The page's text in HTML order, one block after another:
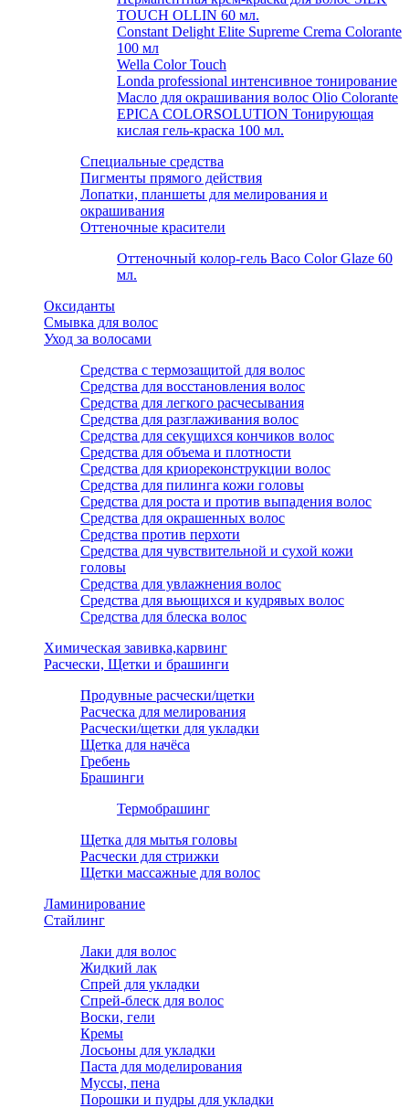
TOUCH OLLIN 60 мл.
Constant Delight Elite Supreme Crema Colorante
100 мл
Wella Color Touch
Londa professional интенсивное тонирование
Масло для окрашивания волос Olio Colorante
EPICA COLORSOLUTION Тонирующая
кислая гель-краска 100 мл.
Специальные средства
Пигменты прямого действия
Лопатки, планшеты для мелирования и
окрашивания
Оттеночные красители
Оттеночный колор-гель Baco Color Glaze 60
мл.
Оксиданты
Смывка для волос
Уход за волосами
Средства с термозащитой для волос
Средства для восстановления волос
Средства для легкого расчесывания
Средства для разглаживания волос
Средства для секущихся кончиков волос
Средства для объема и плотности
Средства для криореконструкции волос
Средства для пилинга кожи головы
Средства для роста и против выпадения волос
Средства для окрашенных волос
Средства против перхоти
Средства для чувствительной и сухой кожи
головы
Средства для увлажнения волос
Средства для вьющихся и кудрявых волос
Средства для блеска волос
Химическая завивка,карвинг
Расчески, Щетки и брашинги
Продувные расчески/щетки
Расческа для мелирования
Расчески/щетки для укладки
Щетка для начёса
Гребень
Брашинги
Термобрашинг
Щетка для мытья головы
Расчески для стрижки
Щетки массажные для волос
Ламинирование
Стайлинг
Лаки для волос
Жидкий лак
Спрей для укладки
Спрей-блеск для волос
Воски, гели
Кремы
Лосьоны для укладки
Паста для моделирования
Муссы, пена
Порошки и пудры для укладки